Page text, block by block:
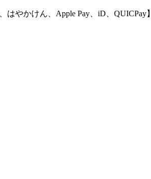
はやかけん、Apple Pay、iD、QUICPay】